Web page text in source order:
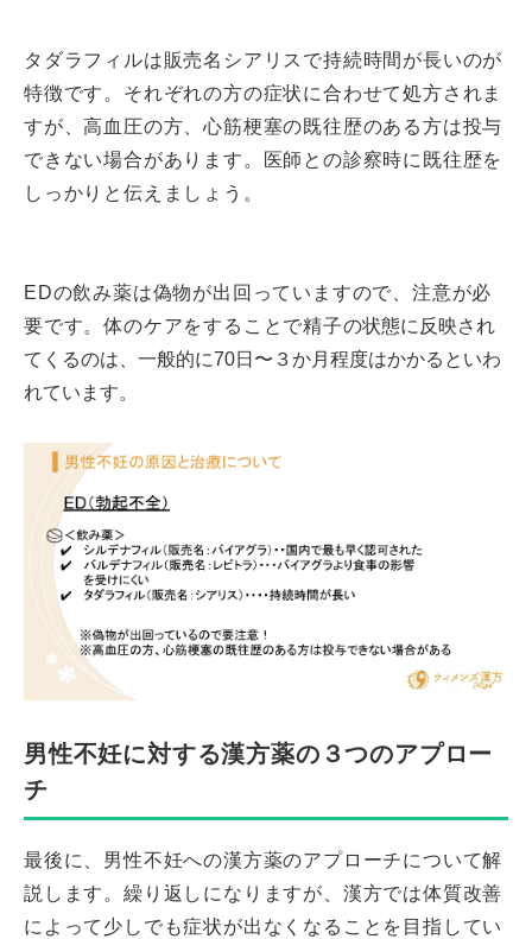
タダラフィルは販売名シアリスで持続時間が長いのが
特徴です。それぞれの方の症状に合わせて処方されま
すが、高血圧の方、心筋梗塞の既往歴のある方は投与
できない場合があります。医師との診察時に既往歴を
しっかりと伝えましょう。
EDの飲み薬は偽物が出回っていますので、注意が必
要です。体のケアをすることで精子の状態に反映され
てくるのは、一般的に70日〜３か月程度はかかるといわ
れています。
男性不妊に対する漢方薬の３つのアプロー
チ
最後に、男性不妊への漢方薬のアプローチについて解
説します。繰り返しになりますが、漢方では体質改善
によって少しでも症状が出なくなることを目指してい